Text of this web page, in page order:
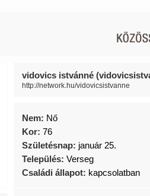
vidovics istvánné
http://network.hu/vidovicsistvanne
Nem: Nő
Kor: 76
Születésnap: január 25.
Település: Verseg
Családi állapot: kapcsolatban